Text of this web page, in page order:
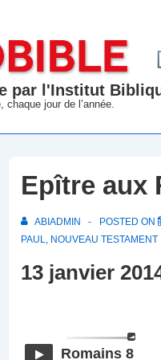
par l'Institut
chaque jour de l’année.
Epître aux
ABIADMIN POSTED ON
PAUL, NOUVEAU TESTAMENT
13 janvier
Romains 8